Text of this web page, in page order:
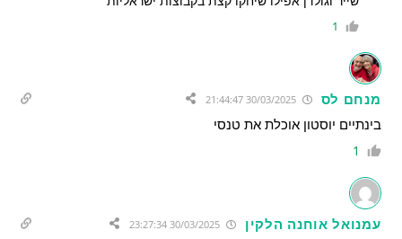
1
מנחם לס 30/03/2025 21:44:47
בינתיים יוסטון אוכלת את טנסי
1
עמנואל אוחנה הלקין 30/03/2025 23:27:34